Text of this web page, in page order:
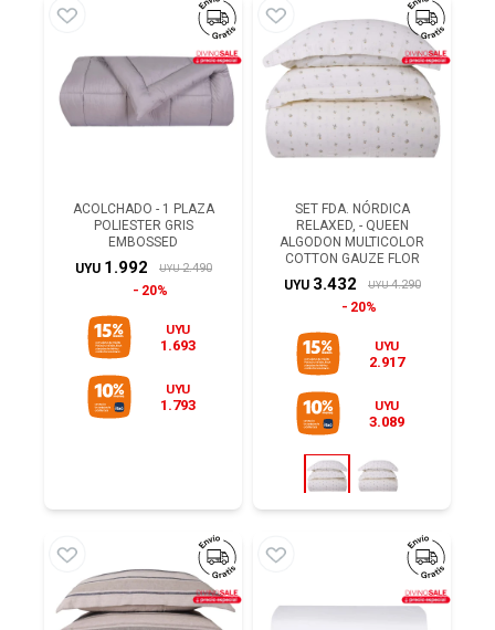
ACOLCHADO - 1 PLAZA
POLIESTER GRIS
EMBOSSED
UYU 1.992 UYU 2.490
20%
UYU
1.693
UYU
1.793
SET FDA. NÓRDICA
RELAXED, - QUEEN
ALGODON MULTICOLOR
COTTON GAUZE FLOR
UYU 3.432 UYU 4.290
20%
UYU
2.917
UYU
3.089